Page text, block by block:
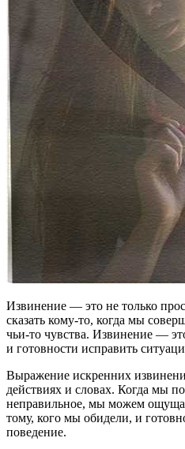
Извинение — это не только
сказать кому-то, когда мы
чьи-то чувства. Извинение —
и готовности исправить
Выражение искренних
действиях и словах. Когда мы
неправильное, мы можем
тому, кого мы обидели, и
поведение.